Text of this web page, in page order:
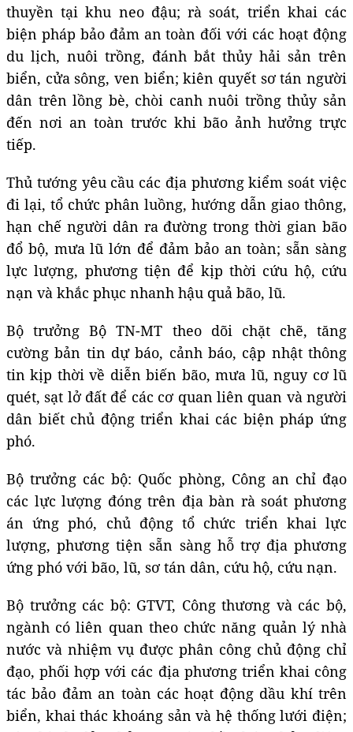
thuyền tại khu neo đậu; rà soát, triển khai các
biện pháp bảo đảm an toàn đối với các hoạt động
du lịch, nuôi trồng, đánh bắt thủy hải sản trên
biển, cửa sông, ven biển; kiên quyết sơ tán người
dân trên lồng bè, chòi canh nuôi trồng thủy sản
đến nơi an toàn trước khi bão ảnh hưởng trực
tiếp.
Thủ tướng yêu cầu các địa phương kiểm soát việc
đi lại, tổ chức phân luồng, hướng dẫn giao thông,
hạn chế người dân ra đường trong thời gian bão
đổ bộ, mưa lũ lớn để đảm bảo an toàn; sẵn sàng
lực lượng, phương tiện để kịp thời cứu hộ, cứu
nạn và khắc phục nhanh hậu quả bão, lũ.
Bộ trưởng Bộ TN-MT theo dõi chặt chẽ, tăng
cường bản tin dự báo, cảnh báo, cập nhật thông
tin kịp thời về diễn biến bão, mưa lũ, nguy cơ lũ
quét, sạt lở đất để các cơ quan liên quan và người
dân biết chủ động triển khai các biện pháp ứng
phó.
Bộ trưởng các bộ: Quốc phòng, Công an chỉ đạo
các lực lượng đóng trên địa bàn rà soát phương
án ứng phó, chủ động tổ chức triển khai lực
lượng, phương tiện sẵn sàng hỗ trợ địa phương
ứng phó với bão, lũ, sơ tán dân, cứu hộ, cứu nạn.
Bộ trưởng các bộ: GTVT, Công thương và các bộ,
ngành có liên quan theo chức năng quản lý nhà
nước và nhiệm vụ được phân công chủ động chỉ
đạo, phối hợp với các địa phương triển khai công
tác bảo đảm an toàn các hoạt động dầu khí trên
biển, khai thác khoáng sản và hệ thống lưới điện;